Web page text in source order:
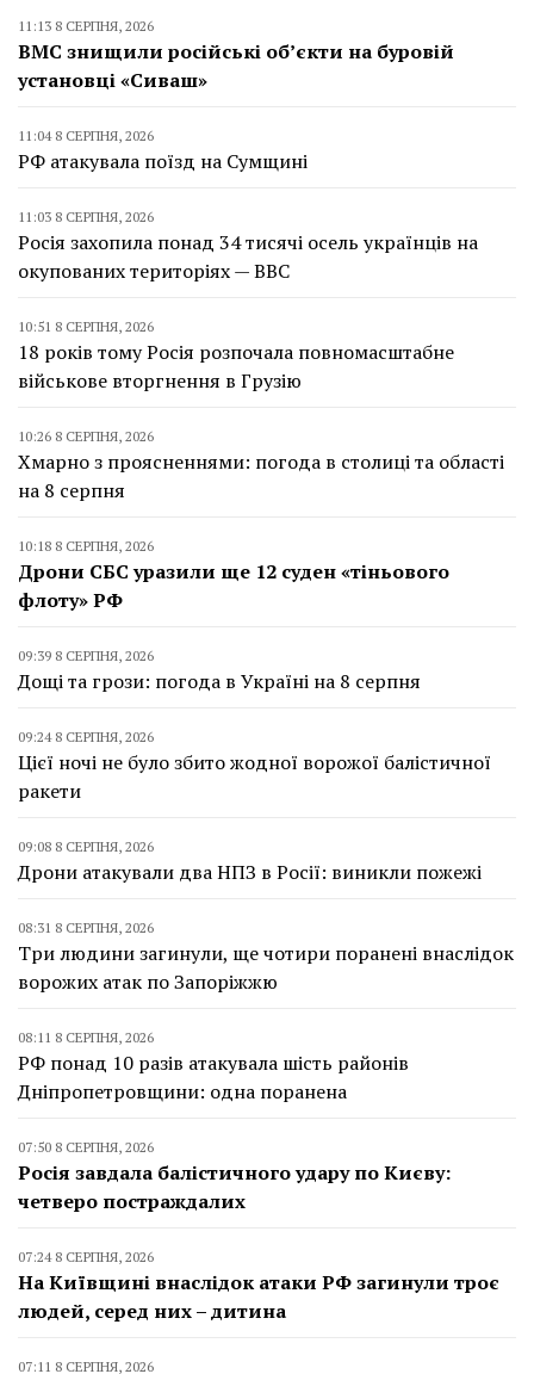
11:13 8 СЕРПНЯ, 2026
ВМС знищили російські об’єкти на буровій
установці «Сиваш»
11:04 8 СЕРПНЯ, 2026
РФ атакувала поїзд на Сумщині
11:03 8 СЕРПНЯ, 2026
Росія захопила понад 34 тисячі осель українців на
окупованих територіях — BBC
10:51 8 СЕРПНЯ, 2026
18 років тому Росія розпочала повномасштабне
військове вторгнення в Грузію
10:26 8 СЕРПНЯ, 2026
Хмарно з проясненнями: погода в столиці та області
на 8 серпня
10:18 8 СЕРПНЯ, 2026
Дрони СБС уразили ще 12 суден «тіньового
флоту» РФ
09:39 8 СЕРПНЯ, 2026
Дощі та грози: погода в Україні на 8 серпня
09:24 8 СЕРПНЯ, 2026
Цієї ночі не було збито жодної ворожої балістичної
ракети
09:08 8 СЕРПНЯ, 2026
Дрони атакували два НПЗ в Росії: виникли пожежі
08:31 8 СЕРПНЯ, 2026
Три людини загинули, ще чотири поранені внаслідок
ворожих атак по Запоріжжю
08:11 8 СЕРПНЯ, 2026
РФ понад 10 разів атакувала шість районів
Дніпропетровщини: одна поранена
07:50 8 СЕРПНЯ, 2026
Росія завдала балістичного удару по Києву:
четверо постраждалих
07:24 8 СЕРПНЯ, 2026
На Київщині внаслідок атаки РФ загинули троє
людей, серед них – дитина
07:11 8 СЕРПНЯ, 2026